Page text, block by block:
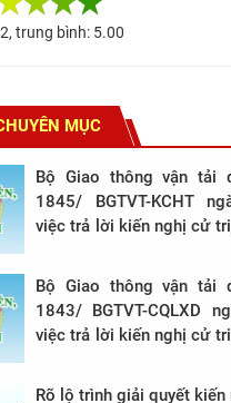
2, trung bình: 5.00
MỤC
Bộ Giao thông vận tải
1845/ BGTVT-KCHT
việc trả lời kiến nghị cử tri
Bộ Giao thông vận tải
1843/ BGTVT-CQLXD
việc trả lời kiến nghị cử tri
Rõ lộ trình giải quyết